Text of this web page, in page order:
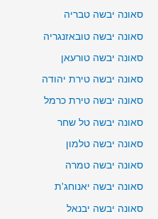
סאונה יבשה טבריה
סאונה יבשה טובאזנגריה
סאונה יבשה טורעאן
סאונה יבשה טירת יהודה
סאונה יבשה טירת כרמל
סאונה יבשה טל שחר
סאונה יבשה טלמון
סאונה יבשה טמרה
סאונה יבשה יאנוחג'ת
סאונה יבשה יבנאל